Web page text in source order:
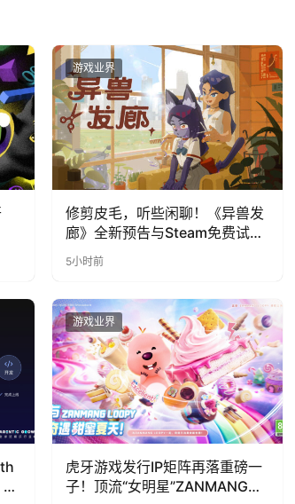
游戏业界
修剪皮毛，听些闲聊！《异兽发
廊》全新预告与Steam免费试玩
公开
5小时前
游戏业界
虎牙游戏发行IP矩阵再落重磅一
子！顶流“女明星”ZANMANG